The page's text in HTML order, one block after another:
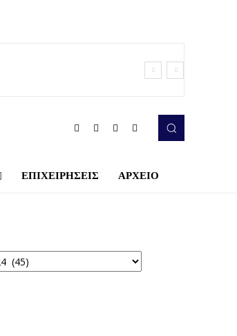
ΕΠΙΧΕΙΡΗΣΕΙΣ ΑΡΧΕΙΟ